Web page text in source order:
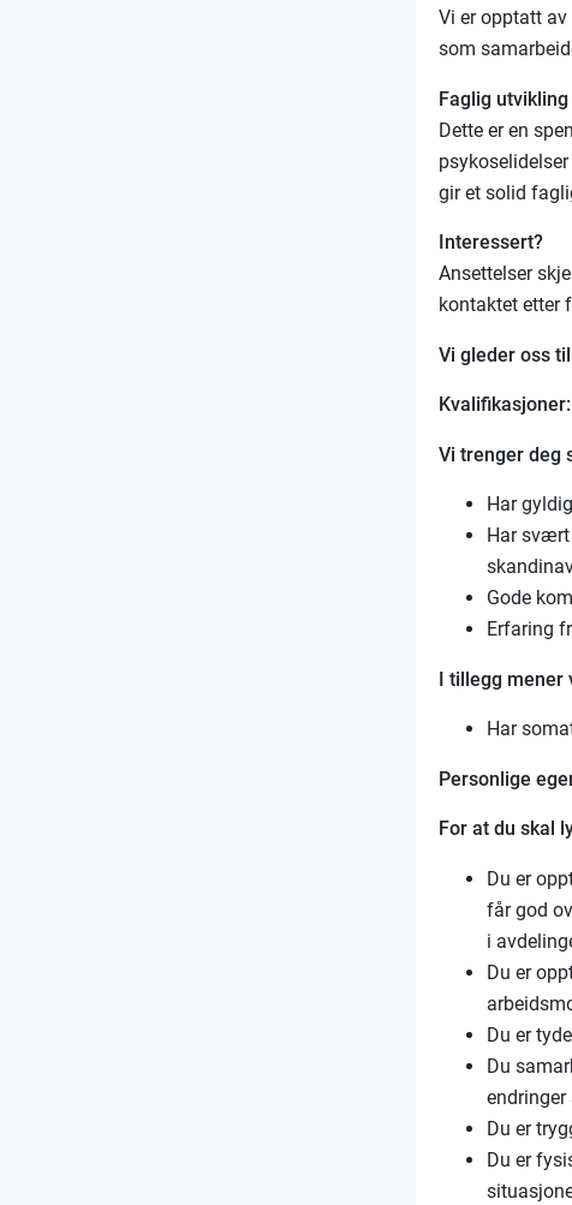
Vi er opptatt
som
Faglig utvikling
Dette er en
gir et solid
Interessert?
Ansettelser
kontaktet etter
Vi gleder oss
Kvalifikasjoner:
Vi trenger deg
Har
Har
Gode
Erfaring
I tillegg mener
Har
Personlige
For at du skal
Du er
får god
i
Du er
Du er
Du
Du er
Du er